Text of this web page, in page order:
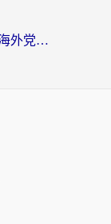
QQ国外听歌怎么解除限制时间？海外党亲测有效的回国加速方案